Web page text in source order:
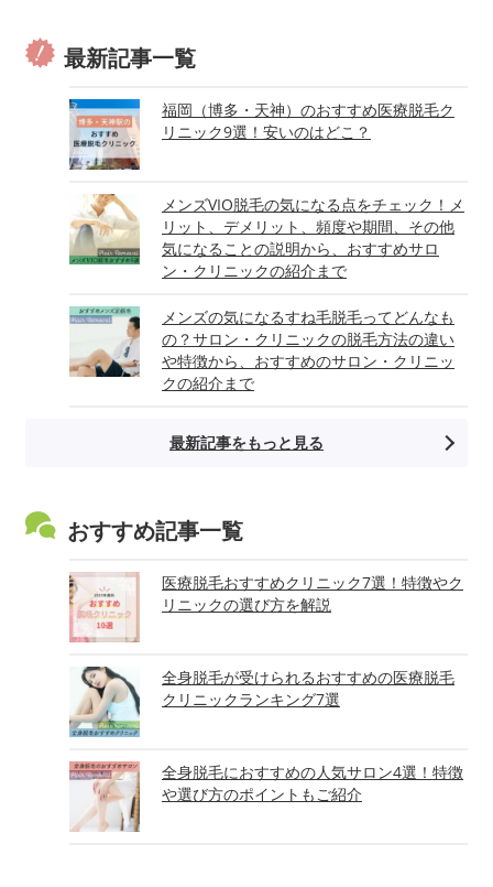
最新記事一覧
福岡（博多・天神）のおすすめ医療脱毛ク
リニック9選！安いのはどこ？
メンズVIO脱毛の気になる点をチェック！メ
リット、デメリット、頻度や期間、その他
気になることの説明から、おすすめサロ
ン・クリニックの紹介まで
メンズの気になるすね毛脱毛ってどんなも
の？サロン・クリニックの脱毛方法の違い
や特徴から、おすすめのサロン・クリニッ
クの紹介まで
最新記事をもっと見る
おすすめ記事一覧
医療脱毛おすすめクリニック7選！特徴やク
リニックの選び方を解説
全身脱毛が受けられるおすすめの医療脱毛
クリニックランキング7選
全身脱毛におすすめの人気サロン4選！特徴
や選び方のポイントもご紹介